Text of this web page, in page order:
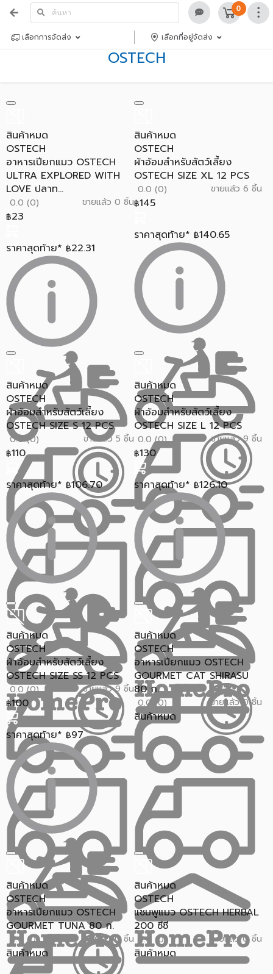
0
เลือกการจัดส่ง เลือกที่อยู่จัดส่ง
OSTECH
สินค้าหมด
OSTECH
อาหารเปียกแมว OSTECH
ULTRA EXPLORED WITH
LOVE ปลาท...
0.0 (0) ขายแล้ว 0 ชิ้น
฿23
ราคาสุดท้าย* ฿22.31
สินค้าหมด
OSTECH
ผ้าอ้อมสำหรับสัตว์เลี้ยง
OSTECH SIZE XL 12 PCS
0.0 (0) ขายแล้ว 6 ชิ้น
฿145
ราคาสุดท้าย* ฿140.65
สินค้าหมด
OSTECH
ผ้าอ้อมสำหรับสัตว์เลี้ยง
OSTECH SIZE S 12 PCS
0.0 (0) ขายแล้ว 5 ชิ้น
฿110
ราคาสุดท้าย* ฿106.70
สินค้าหมด
OSTECH
ผ้าอ้อมสำหรับสัตว์เลี้ยง
OSTECH SIZE L 12 PCS
0.0 (0) ขายแล้ว 9 ชิ้น
฿130
ราคาสุดท้าย* ฿126.10
สินค้าหมด
OSTECH
ผ้าอ้อมสำหรับสัตว์เลี้ยง
OSTECH SIZE SS 12 PCS
0.0 (0) ขายแล้ว 9 ชิ้น
฿100
ราคาสุดท้าย* ฿97
สินค้าหมด
OSTECH
อาหารเปียกแมว OSTECH
GOURMET CAT SHIRASU
80 ก.
0.0 (0) ขายแล้ว 0 ชิ้น
สินค้าหมด
สินค้าหมด
OSTECH
อาหารเปียกแมว OSTECH
GOURMET TUNA 80 ก.
0.0 (0) ขายแล้ว 0 ชิ้น
สินค้าหมด
สินค้าหมด
OSTECH
แชมพูแมว OSTECH HERBAL
200 ซีซี
0.0 (0) ขายแล้ว 0 ชิ้น
สินค้าหมด